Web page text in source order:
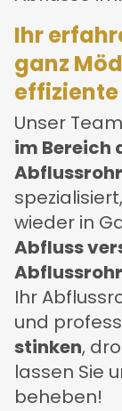
Ihr
ganz
effiziente
Unser
im Bereich
wieder in
Abfluss
Ihr
und
stinken,
lassen Sie
beheben!